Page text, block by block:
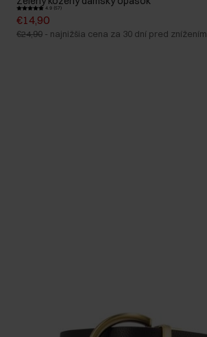
4.9 (57)
€14,90
€24,90 - najnižšia cena za 30 dní pred znížením